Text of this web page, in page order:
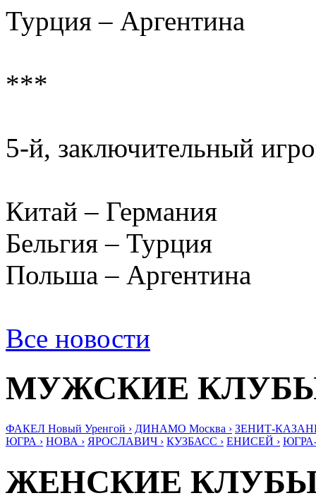
Турция – Аргентина
***
5-й, заключительный
Китай – Германия
Бельгия – Турция
Польша – Аргентина
Все новости
МУЖСКИЕ
ФАКЕЛ Новый Уренгой › ДИНАМО Москва › ЗЕНИТ-
ЮГРА › НОВА › ЯРОСЛАВИЧ › КУЗБАСС › ЕНИСЕЙ ›
ЖЕНСКИЕ